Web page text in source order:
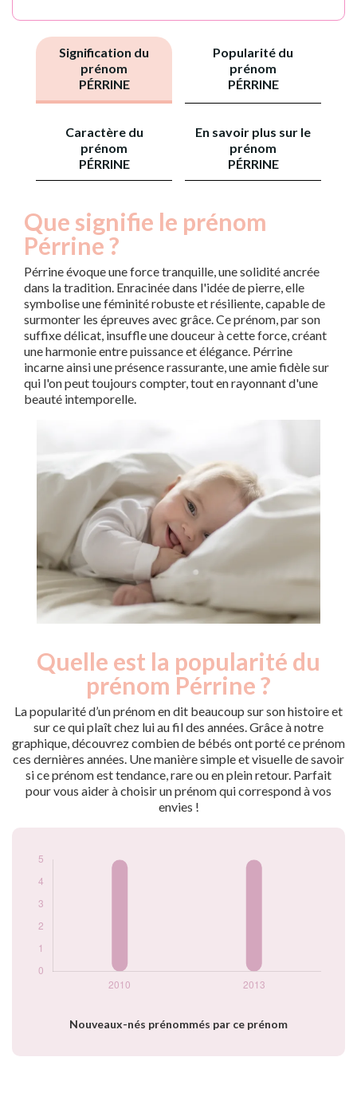
Signification du
prénom
PÉRRINE
Popularité du
prénom
PÉRRINE
Caractère du
prénom
PÉRRINE
En savoir plus sur le
prénom
PÉRRINE
Que signifie le prénom
Pérrine ?
Pérrine évoque une force tranquille, une solidité ancrée
dans la tradition. Enracinée dans l'idée de pierre, elle
symbolise une féminité robuste et résiliente, capable de
surmonter les épreuves avec grâce. Ce prénom, par son
suffixe délicat, insuffle une douceur à cette force, créant
une harmonie entre puissance et élégance. Pérrine
incarne ainsi une présence rassurante, une amie fidèle sur
qui l'on peut toujours compter, tout en rayonnant d'une
beauté intemporelle.
Quelle est la popularité du
prénom Pérrine ?
La popularité d’un prénom en dit beaucoup sur son histoire et
sur ce qui plaît chez lui au fil des années. Grâce à notre
graphique, découvrez combien de bébés ont porté ce prénom
ces dernières années. Une manière simple et visuelle de savoir
si ce prénom est tendance, rare ou en plein retour. Parfait
pour vous aider à choisir un prénom qui correspond à vos
envies !
Nouveaux-nés prénommés par ce prénom
Popularité du
prénom Pérrine par
année
Année
Nouveaux-
nés
2013
5